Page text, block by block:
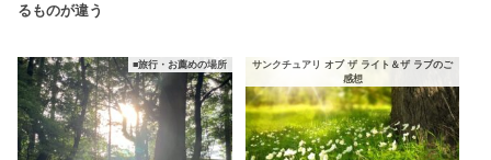
るものが違う
■旅行・お薦めの場所
サンクチュアリ オブ ザ ライト＆ザ ラブのご
感想